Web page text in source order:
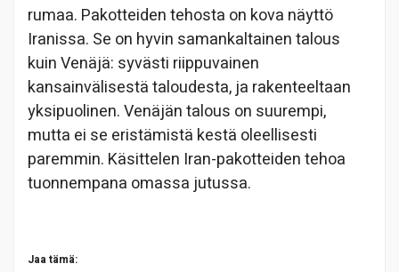
rumaa. Pakotteiden tehosta on kova näyttö
Iranissa. Se on hyvin samankaltainen talous
kuin Venäjä: syvästi riippuvainen
kansainvälisestä taloudesta, ja rakenteeltaan
yksipuolinen. Venäjän talous on suurempi,
mutta ei se eristämistä kestä oleellisesti
paremmin. Käsittelen Iran-pakotteiden tehoa
tuonnempana omassa jutussa.
Jaa tämä: